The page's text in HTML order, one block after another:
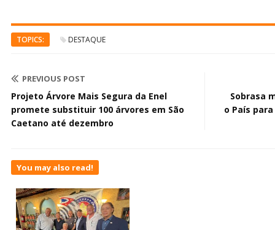
TOPICS: DESTAQUE
PREVIOUS POST
Projeto Árvore Mais Segura da Enel
promete substituir 100 árvores em São
Caetano até dezembro
Sobrasa
o País
You may also read!